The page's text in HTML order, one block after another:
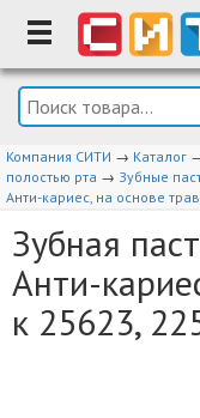
Компания СИТИ → Каталог
полостью рта → Зубные
Анти-кариес, на основе
Зубная
Анти-
к 25623,